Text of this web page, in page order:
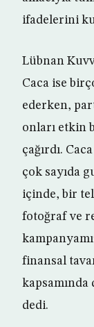
ifadelerini
Lübnan
Caca ise
ederken,
onları etkin
çağırdı.
çok sayıda
içinde, bir
fotoğraf ve
finansal
kapsamında
dedi.